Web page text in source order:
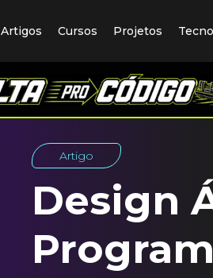
Artigos Cursos Projetos
Artigo
Design